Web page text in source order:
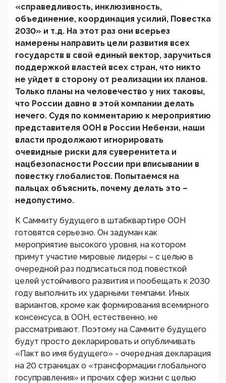
«справедливость, инклюзивность,
объединение, координация усилий, Повестка
2030» и т.д. На этот раз они всерьез
намерены направить цели развития всех
государств в свой единый вектор, заручиться
поддержкой властей всех стран, что никто
не уйдет в сторону от реализации их планов.
Только планы на человечество у них таковы,
что России давно в этой компании делать
нечего. Судя по комментарию к мероприятию
представителя ООН в России Небензи, наши
власти продолжают игнорировать
очевидные риски для суверенитета и
нацбезопасности России при вписывании в
повестку глобалистов. Попытаемся на
пальцах объяснить, почему делать это –
недопустимо.
К Саммиту будущего в штабквартире ООН
готовятся серьезно. Он задуман как
мероприятие высокого уровня, на котором
примут участие мировые лидеры – с целью в
очередной раз подписаться под повесткой
целей устойчивого развития и пообещать к 2030
году выполнить их ударными темпами. Иных
вариантов, кроме как формирования всемирного
консенсуса, в ООН, естественно, не
рассматривают. Поэтому на Саммите будущего
будут просто декларировать и опубличивать
«Пакт во имя будущего» - очередная декларация
на 20 страницах о «трансформации глобального
госуправления» и прочих сфер жизни с целью